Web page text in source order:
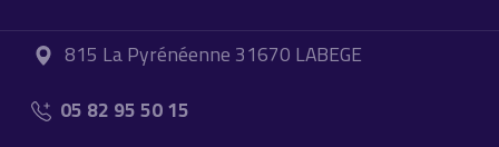
815 La Pyrénéenne 31670 LABEGE
05 82 95 50 15